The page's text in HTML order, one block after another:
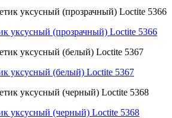
уксусный (прозрачный) Loctite 5366
уксусный (белый) Loctite 5367
уксусный (черный) Loctite 5368